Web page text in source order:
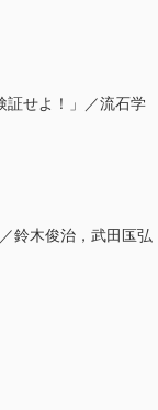
証せよ！」／流石学
鈴木俊治，武田匤弘